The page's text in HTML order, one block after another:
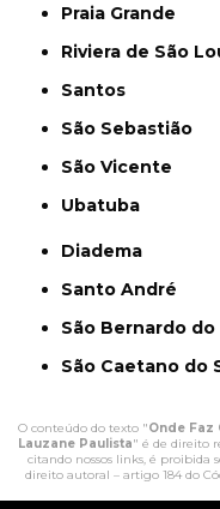
Praia Grande
Riviera de São
Santos
São Sebastião
São Vicente
Ubatuba
Diadema
Santo André
São Bernardo
São Caetano do
O conteúdo do texto "Onde
Lauzane Paulista" é de direito
citando nossos links, é proibida
direito autoral – artigo 184 do